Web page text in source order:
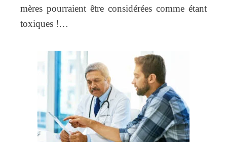
mères pourraient être considérées comme étant
toxiques !…